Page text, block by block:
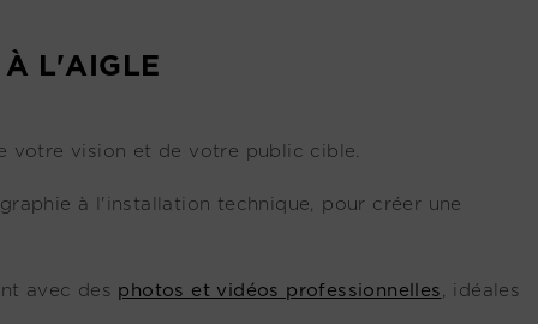
À L'AIGLE
votre vision et de votre public cible.
à l'installation technique, pour créer une
avec des photos et vidéos professionnelles, idéales